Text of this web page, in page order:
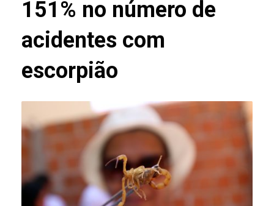
151% no número de
acidentes com
escorpião